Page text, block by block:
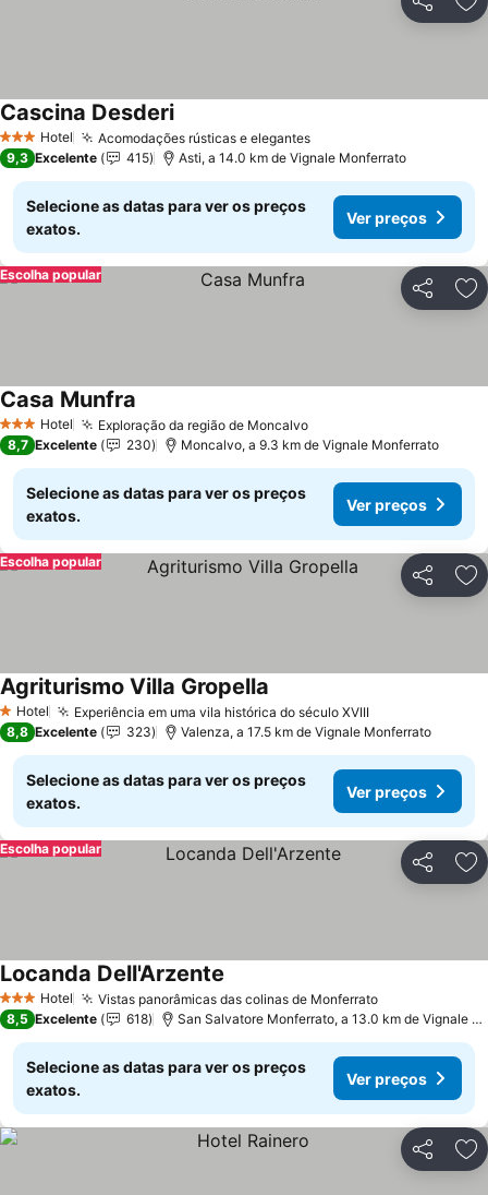
Partilhar
3 EstrelasHotel Acomodações rústicas e elegantes
Cascina Desderi
9,3 Excelente 415 Asti, a 14.0 km de Vignale Monferrato
Selecione as datas para ver os preços
exatos.
Ver preços
Partilhar
Escolha popular
3 EstrelasHotel Exploração da região de Moncalvo
Casa Munfra
8,7 Excelente 230 Moncalvo, a 9.3 km de Vignale Monferrato
Selecione as datas para ver os preços
exatos.
Ver preços
Partilhar
Escolha popular
1 Estrelas
Hotel Experiência em uma vila histórica do século XVIII
Agriturismo Villa Gropella
8,8 Excelente 323 Valenza, a 17.5 km de Vignale Monferrato
Selecione as datas para ver os preços
exatos.
Ver preços
Partilhar
Escolha popular
3 EstrelasHotel Vistas panorâmicas das colinas de Monferrato
Locanda Dell'Arzente
8,5 Excelente 618 San Salvatore Monferrato, a 13.0 km de Vignale Monferrato
Selecione as datas para ver os preços
exatos.
Ver preços
Partilhar